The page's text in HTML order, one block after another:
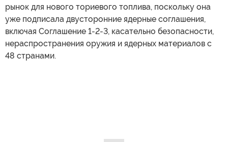
рынок для нового ториевого топлива, поскольку она
уже подписала двусторонние ядерные соглашения,
включая Соглашение 1-2-3, касательно безопасности,
нераспространения оружия и ядерных материалов с
48 странами.